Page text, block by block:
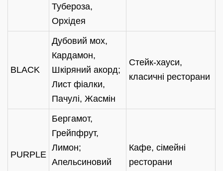
Тубероза,
Орхідея
BLACK
Дубовий мох,
Кардамон,
Шкіряний акорд;
Лист фіалки,
Пачулі, Жасмін
Стейк-хауси,
класичні ресторани
PURPLE
Бергамот,
Грейпфрут,
Лимон;
Апельсиновий
Кафе, сімейні
ресторани